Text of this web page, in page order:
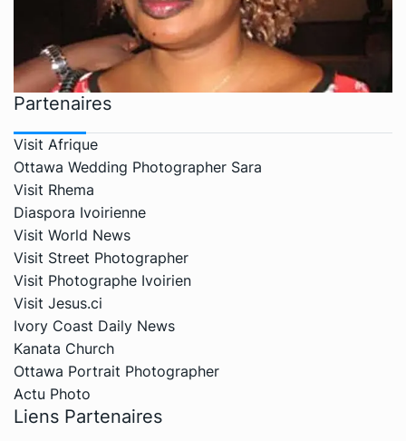
Partenaires
Visit Afrique
Ottawa Wedding Photographer Sara
Visit Rhema
Diaspora Ivoirienne
Visit World News
Visit Street Photographer
Visit Photographe Ivoirien
Visit Jesus.ci
Ivory Coast Daily News
Kanata Church
Ottawa Portrait Photographer
Actu Photo
Liens Partenaires